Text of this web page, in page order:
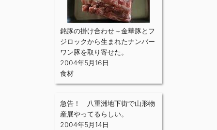
銘豚の掛け合わせ～金華豚とフ
ジロックから生まれたナンバー
ワン豚を取り寄せた。
2004年5月16日
食材
急告！ 八重洲地下街で山形物
産展やってるらしい。
2004年5月14日